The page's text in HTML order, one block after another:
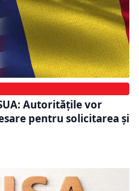
Autoritățile vor
pentru solicitarea și